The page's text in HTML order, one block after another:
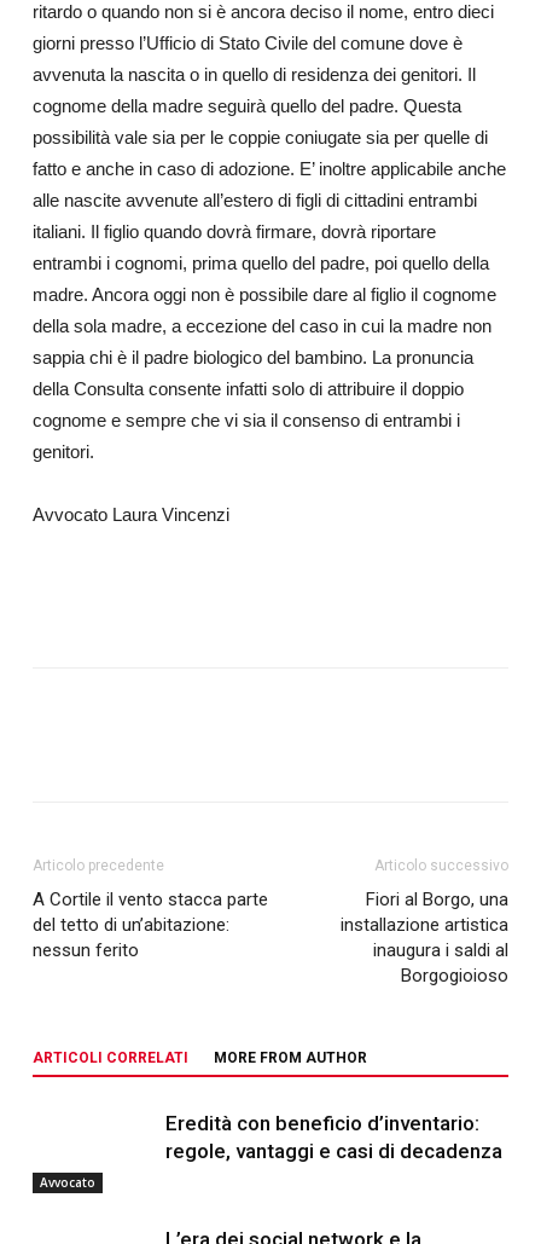
ritardo o quando non si è ancora deciso il nome, entro dieci
giorni presso l’Ufficio di Stato Civile del comune dove è
avvenuta la nascita o in quello di residenza dei genitori. Il
cognome della madre seguirà quello del padre. Questa
possibilità vale sia per le coppie coniugate sia per quelle di
fatto e anche in caso di adozione. E’ inoltre applicabile anche
alle nascite avvenute all’estero di figli di cittadini entrambi
italiani. Il figlio quando dovrà firmare, dovrà riportare
entrambi i cognomi, prima quello del padre, poi quello della
madre. Ancora oggi non è possibile dare al figlio il cognome
della sola madre, a eccezione del caso in cui la madre non
sappia chi è il padre biologico del bambino. La pronuncia
della Consulta consente infatti solo di attribuire il doppio
cognome e sempre che vi sia il consenso di entrambi i
genitori.
Avvocato Laura Vincenzi
Articolo precedente
A Cortile il vento stacca parte
del tetto di un’abitazione:
nessun ferito
Articolo successivo
Fiori al Borgo, una
installazione artistica
inaugura i saldi al
Borgogioioso
ARTICOLI CORRELATI MORE FROM AUTHOR
Avvocato
Eredità con beneficio d’inventario:
regole, vantaggi e casi di decadenza